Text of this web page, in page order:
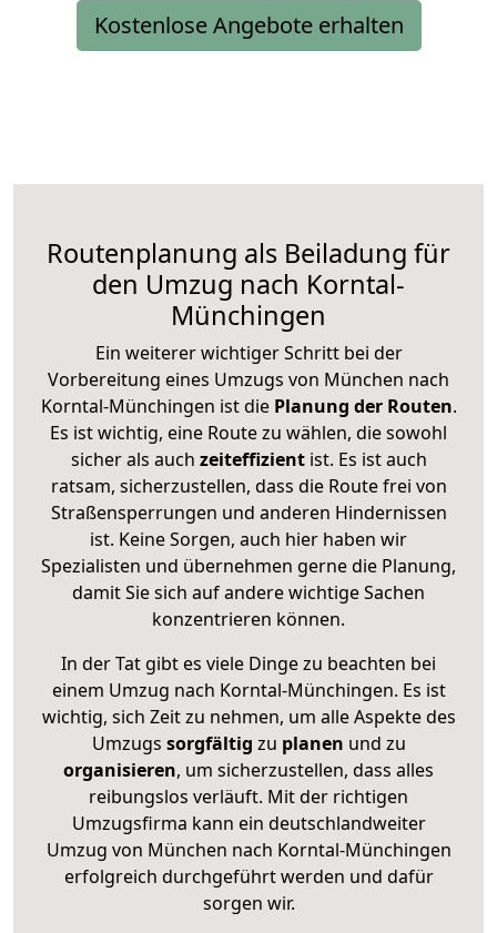
Kostenlose Angebote erhalten
Routenplanung als Beiladung für
den Umzug nach Korntal-
Münchingen
Ein weiterer wichtiger Schritt bei der
Vorbereitung eines Umzugs von München nach
Korntal-Münchingen ist diePlanung der Routen.
Es ist wichtig, eine Route zu wählen, die sowohl
sicher als auch zeiteffizientist. Es ist auch
ratsam, sicherzustellen, dass die Route frei von
Straßensperrungen und anderen Hindernissen
ist. Keine Sorgen, auch hier haben wir
Spezialisten und übernehmen gerne die Planung,
damit Sie sich auf andere wichtige Sachen
konzentrieren können.
In der Tat gibt es viele Dinge zu beachten bei
einem Umzug nach Korntal-Münchingen. Es ist
wichtig, sich Zeit zu nehmen, um alle Aspekte des
Umzugs sorgfältig zu planen und zu
organisieren, um sicherzustellen, dass alles
reibungslos verläuft. Mit der richtigen
Umzugsfirma kann ein deutschlandweiter
Umzug von München nach Korntal-Münchingen
erfolgreich durchgeführt werden und dafür
sorgen wir.